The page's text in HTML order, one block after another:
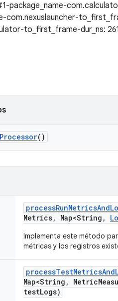
package_name-
com.nexuslauncher-
to_first_frame-dur_ns:
Processor()
processRunMetricsAnd
Metrics, Map<String ,
Implementa este método
métricas y los registros
processTestMetricsAnd
Map<String , Metric
testLogs)